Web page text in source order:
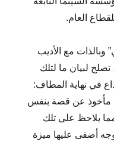
العام.
مع الأديب
لبيان ما لتلك
في نهاية المطاف:
مأخوذ عن قصة بنفس
يلاحظ على تلك
أضفى عليها ميزة